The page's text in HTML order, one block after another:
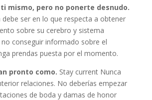
ti mismo, pero no ponerte desnudo.
debe ser en lo que respecta a obtener
sobre su cerebro y sistema
conseguir informado sobre el
prendas puesta por el momento.
pronto como. Stay current Nunca
relaciones. No deberías empezar
de boda y damas de honor